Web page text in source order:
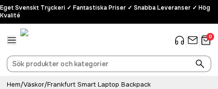
Eget Svenskt Tryckeri ✓ Fantastiska Priser ✓ Snabba Leveranser ✓ Hög
Kvalité
0
Hem/Väskor/Frankfurt Smart Laptop Backpack